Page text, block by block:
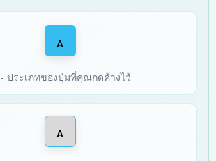
A
- ประเภทของปุ่มที่คุณกดค้างไว้
A